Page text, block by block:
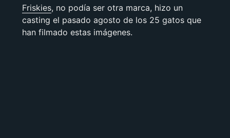
Friskies, no podía ser otra marca, hizo un
casting el pasado agosto de los 25 gatos que
han filmado estas imágenes.